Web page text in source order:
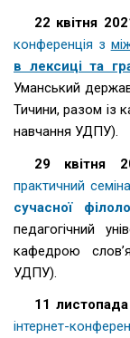
22 квітня
конференція з
в лексиці та
Уманський
Тичини, разом із
навчання УДПУ).
29 квітня
практичний
сучасної
педагогічний
кафедрою
УДПУ).
11
інтернет-